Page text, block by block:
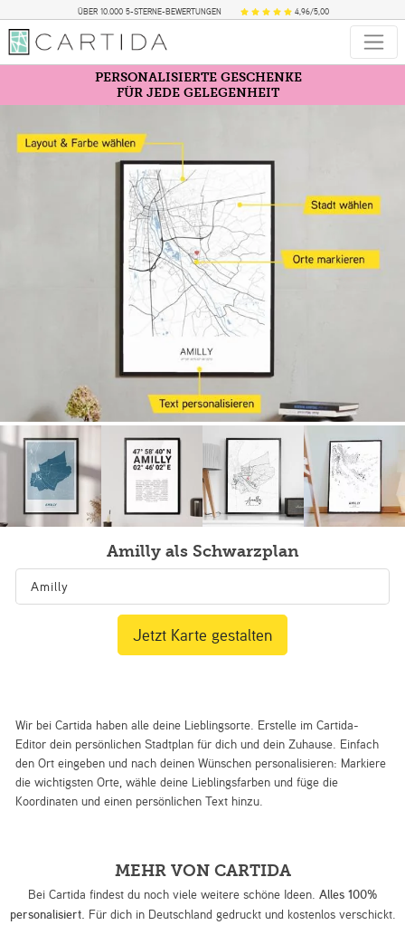
ÜBER 10.000 5-STERNE-BEWERTUNGEN 4,96/5,00
PERSONALISIERTE GESCHENKE
FÜR JEDE GELEGENHEIT
Amilly als Schwarzplan
Wir bei Cartida haben alle deine Lieblingsorte. Erstelle im Cartida-
Editor dein persönlichen Stadtplan für dich und dein Zuhause. Einfach
den Ort eingeben und nach deinen Wünschen personalisieren: Markiere
die wichtigsten Orte, wähle deine Lieblingsfarben und füge die
Koordinaten und einen persönlichen Text hinzu.
Jetzt Karte gestalten
MEHR VON CARTIDA
Bei Cartida findest du noch viele weitere schöne Ideen. Alles 100%
personalisiert. Für dich in Deutschland gedruckt und kostenlos verschickt.